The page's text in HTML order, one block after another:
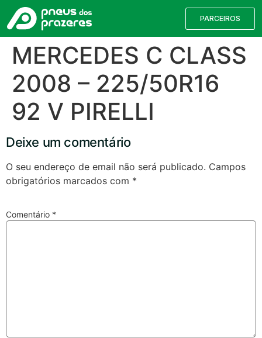
PARCEIROS
MERCEDES C CLASS
2008 – 225/50R16
92 V PIRELLI
Deixe um comentário
O seu endereço de email não será publicado. Campos
obrigatórios marcados com *
Comentário *
Encontre o pneu correto para a sua
Válvulas TPMS